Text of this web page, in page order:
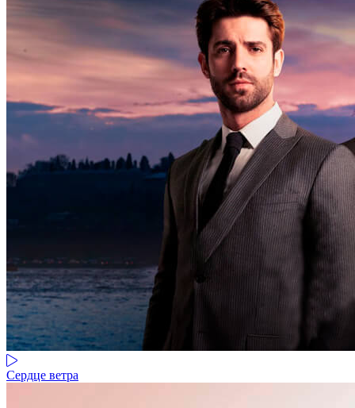
Сердце ветра